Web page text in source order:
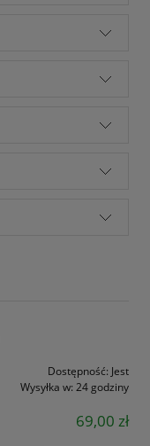
Dostępność: Jest
Wysyłka w: 24 godziny
69,00 zł